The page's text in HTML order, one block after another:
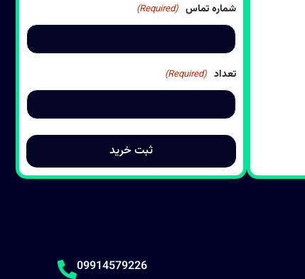
شماره تماس (Required)
تعداد (Required)
09914579226